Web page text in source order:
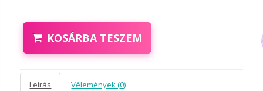
KOSÁRBA TESZEM
Leírás
Vélemények (0)